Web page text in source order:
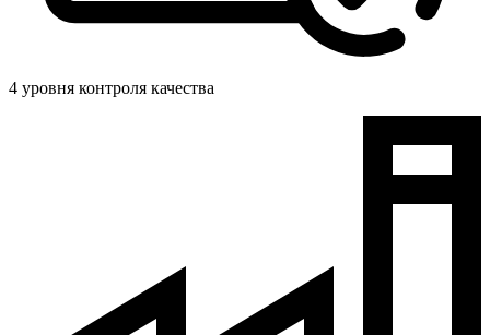
4 уровня контроля качества